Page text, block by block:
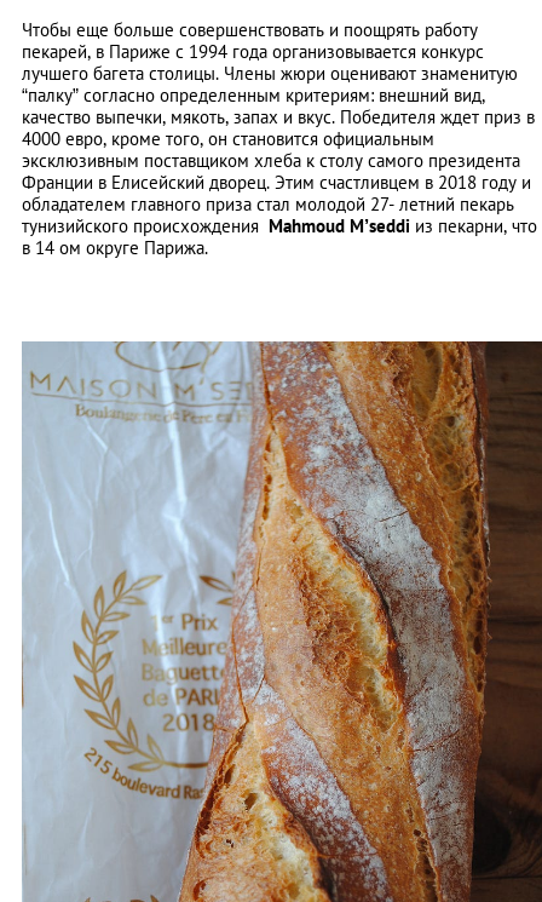
Чтобы еще больше совершенствовать и поощрять работу
пекарей, в Париже с 1994 года организовывается конкурс
лучшего багета столицы. Члены жюри оценивают знаменитую
“палку” согласно определенным критериям: внешний вид,
качество выпечки, мякоть, запах и вкус. Победителя ждет приз в
4000 евро, кроме того, он становится официальным
эксклюзивным поставщиком хлеба к столу самого президента
Франции в Елисейский дворец. Этим счастливцем в 2018 году и
обладателем главного приза стал молодой 27- летний пекарь
тунизийского происхождения Mahmoud M’seddi из пекарни, что
в 14 ом округе Парижа.